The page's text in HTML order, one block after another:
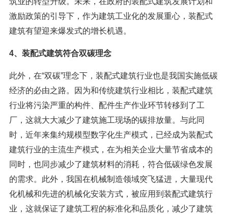
激励政策的引导下，作为建筑工业化的发展重心，装配式
建筑有望迎来爆发式的增长机遇。
4、装配式建筑符合双碳理念
此外，在“双碳”理念下，装配式建筑行业也是我国实施低碳
经济的必由之路。因为和传统建筑行业相比，装配式建筑
行业将污染严重的构件、配件生产作业环节转移到了工
厂，这就大大减少了建筑施工现场的碳排放量。与此同
时，近年来集约规模型数字化生产模式，已经成为装配式
建筑行业的主流生产模式，在为相关企业大量节省成本的
同时，也同步减少了建筑材料的消耗，符合低碳绿色发展
的需求。此外，我国在机械制造领域突飞猛进，大量现代
化机械和先进的机械化安装方式，被应用到装配式建筑行
业，这就保证了建筑工程的标准化和品质化，减少了建筑